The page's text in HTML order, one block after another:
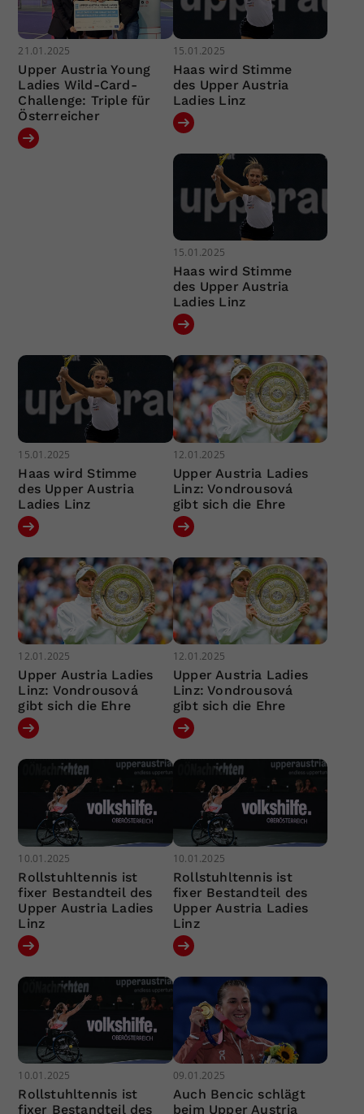
21.01.2025
Upper Austria Young
Ladies Wild-Card-
Challenge: Triple für
Österreicher
15.01.2025
Haas wird Stimme
des Upper Austria
Ladies Linz
15.01.2025
Haas wird Stimme
des Upper Austria
Ladies Linz
15.01.2025
Haas wird Stimme
des Upper Austria
Ladies Linz
12.01.2025
Upper Austria Ladies
Linz: Vondrousová
gibt sich die Ehre
12.01.2025
Upper Austria Ladies
Linz: Vondrousová
gibt sich die Ehre
12.01.2025
Upper Austria Ladies
Linz: Vondrousová
gibt sich die Ehre
10.01.2025
Rollstuhltennis ist
fixer Bestandteil des
Upper Austria Ladies
Linz
10.01.2025
Rollstuhltennis ist
fixer Bestandteil des
Upper Austria Ladies
Linz
10.01.2025
Rollstuhltennis ist
fixer Bestandteil des
09.01.2025
Auch Bencic schlägt
beim Upper Austria